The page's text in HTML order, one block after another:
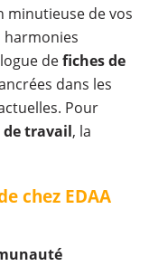
minutieuse de vos
harmonies
defiches de
dans les
Pour
travail, la
chez EDAA